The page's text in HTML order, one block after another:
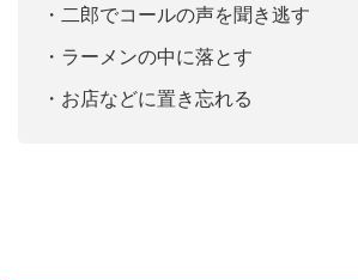
・二郎でコールの声を聞き逃す
・ラーメンの中に落とす
・お店などに置き忘れる